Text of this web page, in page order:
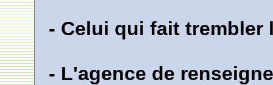
- Celui qui fait trembler
- L'agence de